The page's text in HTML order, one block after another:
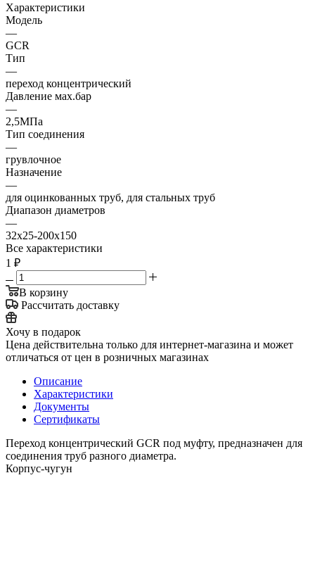
Характеристики
Модель
—
GCR
Тип
—
переход концентрический
Давление мах.бар
—
2,5МПа
Тип соединения
—
грувлочное
Назначение
—
для оцинкованных труб, для стальных труб
Диапазон диаметров
—
32x25-200x150
Все характеристики
1 ₽
В корзину
Рассчитать доставку
Хочу в подарок
Цена действительна только для интернет-магазина и может
отличаться от цен в розничных магазинах
Описание
Характеристики
Документы
Сертификаты
Переход концентрический GCR под муфту, предназначен для
соединения труб разного диаметра.
Корпус-чугун